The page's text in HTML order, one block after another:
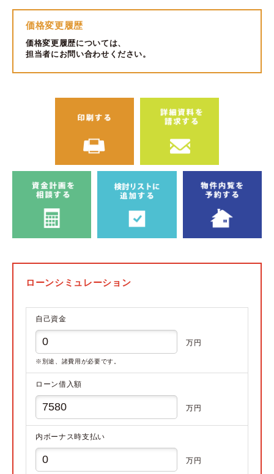
価格変更履歴
価格変更履歴については、
担当者にお問い合わせください。
ローンシミュレーション
自己資金
万円
※別途、諸費用が必要です。
ローン借入額
万円
内ボーナス時支払い
万円